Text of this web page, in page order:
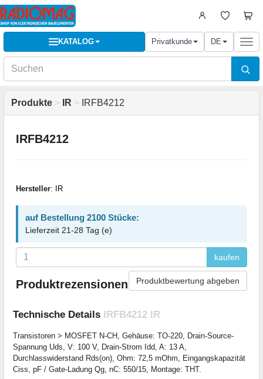
KATALOG Privatkunde DE
Produkte > IR > IRFB4212
IRFB4212
Hersteller: IR
auf Bestellung 2100 Stücke:
Lieferzeit 21-28 Tag (e)
kaufen
Produktrezensionen Produktbewertung abgeben
Technische Details IRFB4212 IR
Transistoren > MOSFET N-CH, Gehäuse: TO-220, Drain-Source-
Spannung Uds, V: 100 V, Drain-Strom Idd, A: 13 A,
Durchlasswiderstand Rds(on), Ohm: 72,5 mOhm, Eingangskapazität
Ciss, pF / Gate-Ladung Qg, nC: 550/15, Montage: THT.